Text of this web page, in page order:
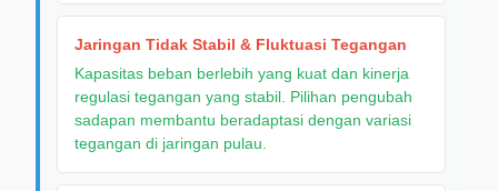
Jaringan Tidak Stabil & Fluktuasi Tegangan
Kapasitas beban berlebih yang kuat dan kinerja
regulasi tegangan yang stabil. Pilihan pengubah
sadapan membantu beradaptasi dengan variasi
tegangan di jaringan pulau.